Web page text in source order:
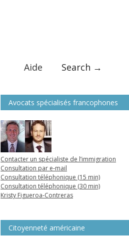
Aide Search →
Avocats spécialisés francophones
Contacter un spécialiste de l’immigration
Consultation par e-mail
Consultation téléphonique (15 min)
Consultation téléphonique (30 min)
Kristy Figueroa-Contreras
Citoyenneté américaine